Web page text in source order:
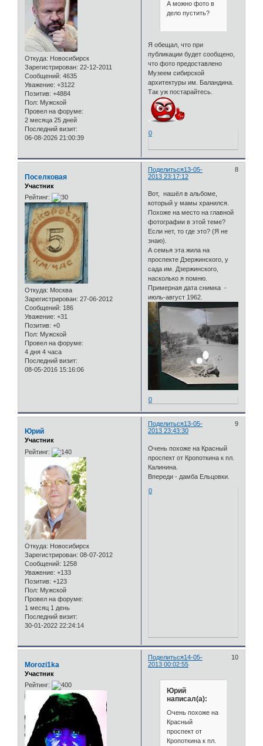
Откуда: Новосибирск
Зарегистрирован: 22-12-2011
Сообщений: 4635
Уважение: +3122
Позитив: +4884
Пол: Мужской
Провел на форуме:
2 месяца 25 дней
Последний визит:
06-08-2026 21:00:39
А можно фото в
дело пустить?
Я обещал, что при
публикации будет сообщено,
что фото предоставлено
Музеем сибирской
архитектуры им. Баландина.
Так уж постарайтесь.
0
Поделиться 8
13-05-
2013 23:17:12
Поселковая
Участник
Рейтинг:
Откуда: Москва
Зарегистрирован: 27-06-2012
Сообщений: 186
Уважение: +31
Позитив: +0
Пол: Мужской
Провел на форуме:
4 дня 4 часа
Последний визит:
08-05-2016 15:16:06
Вот, нашёл в альбоме,
который у мамы хранился.
Похоже на место на главной
фотографии в этой теме?
Если нет, то где это? (Я не
знаю).
А семья эта жила на
проспекте Дзержинского, у
сада им. Дзержинского,
насколько я помню.
Примерная дата снимка -
июль-август 1962.
0
Поделиться 9
13-05-
2013 23:43:30
Юрий
Участник
Рейтинг:
Откуда: Новосибирск
Зарегистрирован: 08-07-2012
Сообщений: 1258
Уважение: +133
Позитив: +123
Пол: Мужской
Провел на форуме:
1 месяц 1 день
Последний визит:
30-01-2022 22:24:14
Очень похоже на Красный
проспект от Кропоткина к пл.
Калинина.
Впереди - дамба Ельцовки.
0
Поделиться 10
14-05-
2013 00:02:55
Morozi1ka
Участник
Рейтинг:
Юрий
написал(а):
Очень похоже на
Красный
проспект от
Кропоткина к пл.